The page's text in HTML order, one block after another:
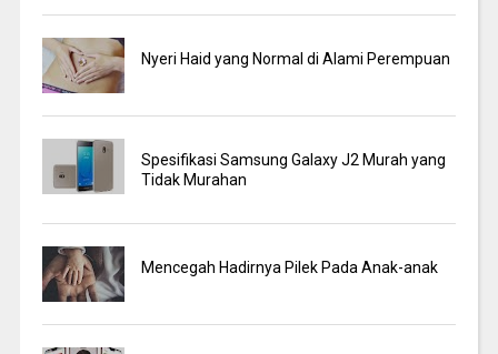
Nyeri Haid yang Normal di Alami Perempuan
Spesifikasi Samsung Galaxy J2 Murah yang
Tidak Murahan
Mencegah Hadirnya Pilek Pada Anak-anak